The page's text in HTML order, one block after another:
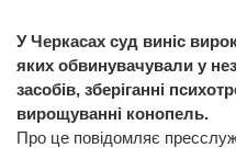
У Черкасах суд виніс
яких обвинувачували у
засобів, зберіганні
вирощуванні конопель.
Про це повідомляє